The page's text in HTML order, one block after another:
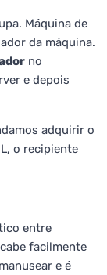
Máquina de
da máquina.
no
e depois
adquirir o
o recipiente
entre
facilmente
e é